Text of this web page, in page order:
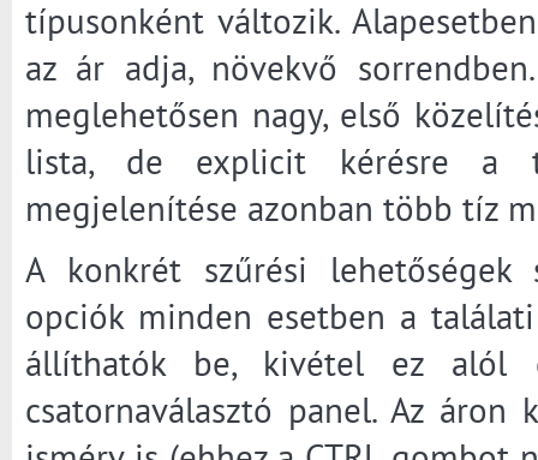
típusonként változik.
az ár adja, növekvő
meglehetősen nagy, első
lista, de explicit kérésre a
megjelenítése azonban több tíz
A konkrét szűrési lehetőségek
opciók minden esetben a
állíthatók be, kivétel ez alól
csatornaválasztó panel. Az